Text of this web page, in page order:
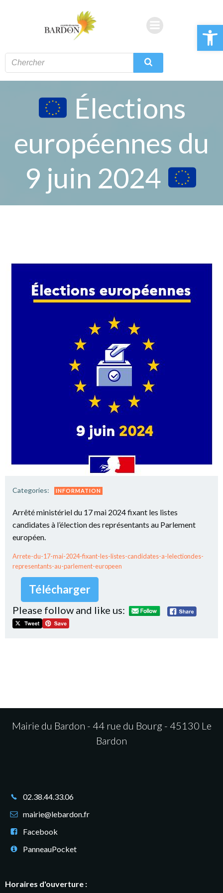
Ouvrir
Élections
européennes du
9 juin 2024
Categories: INFORMATION
Arrêté ministériel du 17 mai 2024 fixant les listes
candidates à l’élection des représentants au Parlement
européen.
Arrete-du-17-mai-2024-fixant-les-listes-candidates-a-lelectiondes-
representants-au-parlement-europeen
Télécharger
Please follow and like us:
Mairie du Bardon - 44 rue du Bourg - 45130 Le
Bardon
02.38.44.33.06
mairie@lebardon.fr
Facebook
PanneauPocket
Horaires d'ouverture :